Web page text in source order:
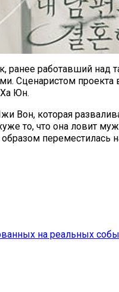
работавший над
Сценаристом
Юн.
которая
то, что она ловит
переместилась
на реальных